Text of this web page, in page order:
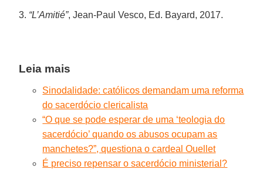
3. “L’Amitié”, Jean-Paul Vesco, Ed. Bayard, 2017.
Leia mais
Sinodalidade: católicos demandam uma reforma
do sacerdócio clericalista
“O que se pode esperar de uma ‘teologia do
sacerdócio’ quando os abusos ocupam as
manchetes?”, questiona o cardeal Ouellet
É preciso repensar o sacerdócio ministerial?